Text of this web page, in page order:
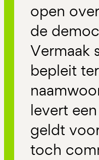
open
de
Vermaak
bepleit
levert
geldt
toch